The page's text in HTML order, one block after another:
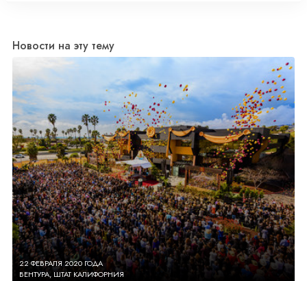
Новости на эту тему
22 ФЕВРАЛЯ 2020 ГОДА
ВЕНТУРА, ШТАТ КАЛИФОРНИЯ